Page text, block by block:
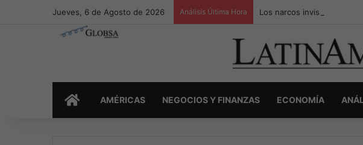
Jueves, 6 de Agosto de 2026 Análisis Última Hora Los narcos invisibles de
INICIOAMÉRICAS NEGOCIOS Y FINANZAS ECONOMÍA